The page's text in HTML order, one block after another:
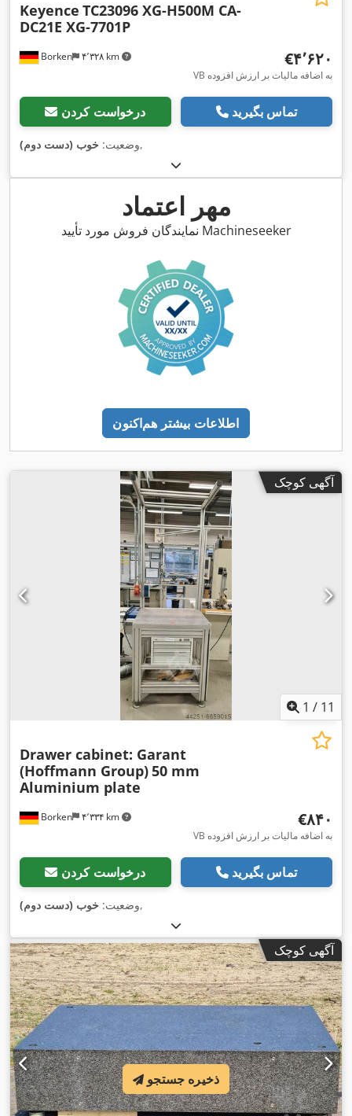
Borken ۴٬۳۲۸ km
Keyence TC23096 XG-H500M CA-
DC21E XG-7701P
‎€۴٬۶۲۰
VB به اضافه مالیات بر ارزش افزوده
درخواست کردن تماس بگیرید
وضعیت: خوب (دست دوم) ,
مهر اعتماد
نمایندگان فروش مورد تأیید Machineseeker
اطلاعات بیشتر هم‌اکنون
آگهی کوچک
1 / 11
Borken ۴٬۳۳۴ km
Drawer cabinet: Garant
(Hoffmann Group)50 mm
Aluminium plate
‎€۸۴۰
VB به اضافه مالیات بر ارزش افزوده
درخواست کردن تماس بگیرید
وضعیت: خوب (دست دوم) ,
آگهی کوچک
ذخیره جستجو